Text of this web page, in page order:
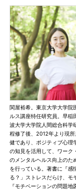
関屋裕希。東京大学大学院
ルス講座特任研究員。早稲
波大学大学院人間総合科学
程修了後、2012年より現
健であり、ポジティブ心理
の知見を活用して、ワーク
のメンタルヘルス向上のた
を行っている。著書に『感
る？」ストレスだらけ、モ
『モチベーションの問題